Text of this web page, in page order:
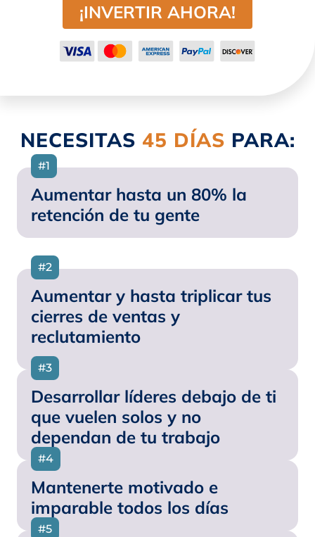
¡INVERTIR AHORA!
NECESITAS 45 DÍAS PARA:
#1
Aumentar hasta un 80% la
retención de tu gente
#2
Aumentar y hasta triplicar tus
cierres de ventas y
reclutamiento
#3
Desarrollar líderes debajo de ti
que vuelen solos y no
dependan de tu trabajo
#4
Mantenerte motivado e
imparable todos los días
#5